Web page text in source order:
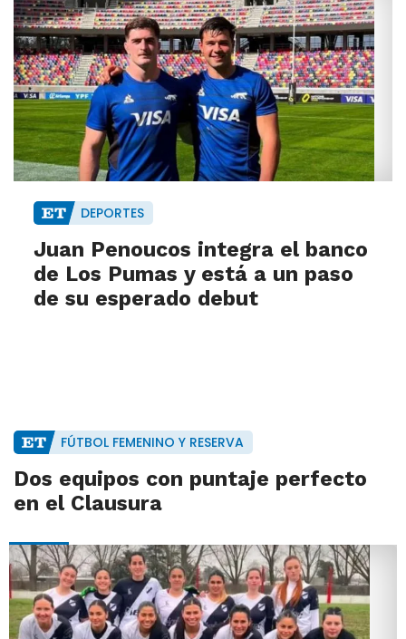
DEPORTES
Juan Penoucos integra el banco
de Los Pumas y está a un paso
de su esperado debut
FÚTBOL FEMENINO Y RESERVA
Dos equipos con puntaje perfecto
en el Clausura